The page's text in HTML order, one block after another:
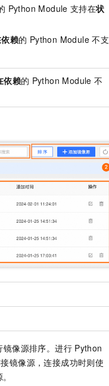
Python Module 支持在状
赖的 Python Module 不支
依赖的 Python Module 不
镜像源排序。进行 Python
镜像源，连接成功时则使